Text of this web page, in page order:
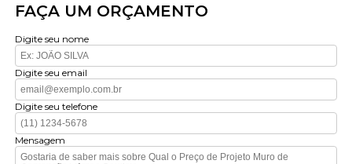
FAÇA UM ORÇAMENTO
Digite seu nome
Digite seu email
Digite seu telefone
Mensagem